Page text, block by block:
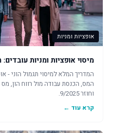
אופציות ומניות
מיסוי אופציות ומניות
המס, הכנסת עבודה מול רווח הון,
וחוזר 9/2025.
קרא עוד ←